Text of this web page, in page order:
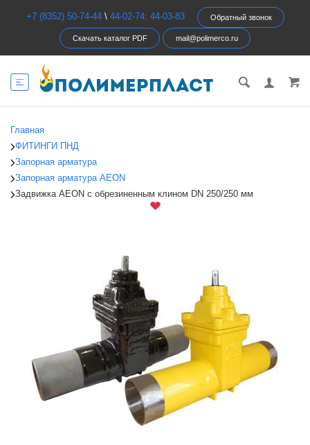
+7 (8352) 50-74-44\ 44-02-74; 44-03-83 Обратный звонок
Скачать каталог PDF mail@polimerco.ru
Главная
ФИТИНГИ ПНД
Запорная арматура
Запорная арматура AEON
Задвижка AEON с обрезиненным клином DN 250/250 мм